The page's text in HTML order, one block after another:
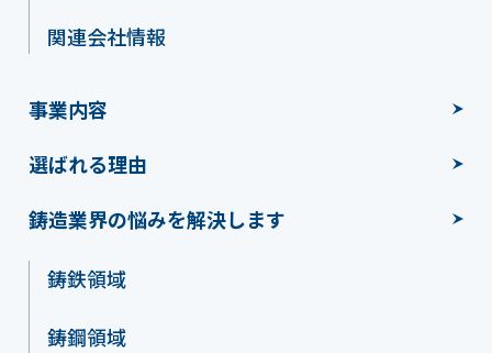
関連会社情報
事業内容
選ばれる理由
鋳造業界の悩みを解決します
鋳鉄領域
鋳鋼領域